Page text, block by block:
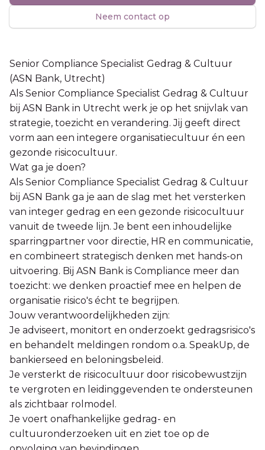
Neem contact op
Senior Compliance Specialist Gedrag & Cultuur
(ASN Bank, Utrecht)
Als Senior Compliance Specialist Gedrag & Cultuur
bij ASN Bank in Utrecht werk je op het snijvlak van
strategie, toezicht en verandering. Jij geeft direct
vorm aan een integere organisatiecultuur én een
gezonde risicocultuur.
Wat ga je doen?
Als Senior Compliance Specialist Gedrag & Cultuur
bij ASN Bank ga je aan de slag met het versterken
van integer gedrag en een gezonde risicocultuur
vanuit de tweede lijn. Je bent een inhoudelijke
sparringpartner voor directie, HR en communicatie,
en combineert strategisch denken met hands-on
uitvoering. Bij ASN Bank is Compliance meer dan
toezicht: we denken proactief mee en helpen de
organisatie risico's écht te begrijpen.
Jouw verantwoordelijkheden zijn:
Je adviseert, monitort en onderzoekt gedragsrisico's
en behandelt meldingen rondom o.a. SpeakUp, de
bankierseed en beloningsbeleid.
Je versterkt de risicocultuur door risicobewustzijn
te vergroten en leidinggevenden te ondersteunen
als zichtbaar rolmodel.
Je voert onafhankelijke gedrag- en
cultuuronderzoeken uit en ziet toe op de